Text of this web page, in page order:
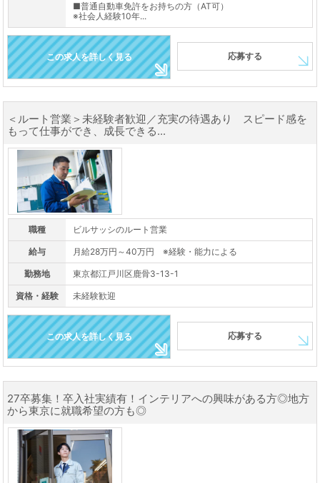
■普通自動車免許をお持ちの方（AT可）
※社会人経験10年...
この求人を詳しく見る 応募する
＜ルート営業＞未経験者歓迎／充実の待遇あり スピード感を
もって仕事ができ、成長できる...
職種 ビルサッシのルート営業
給与 月給28万円～40万円 ※経験・能力による
勤務地 東京都江戸川区鹿骨3-13-1
資格・経験 未経験歓迎
この求人を詳しく見る 応募する
27卒募集！卒入社実績有！インテリアへの興味がある方◎地方
から東京に就職希望の方も◎